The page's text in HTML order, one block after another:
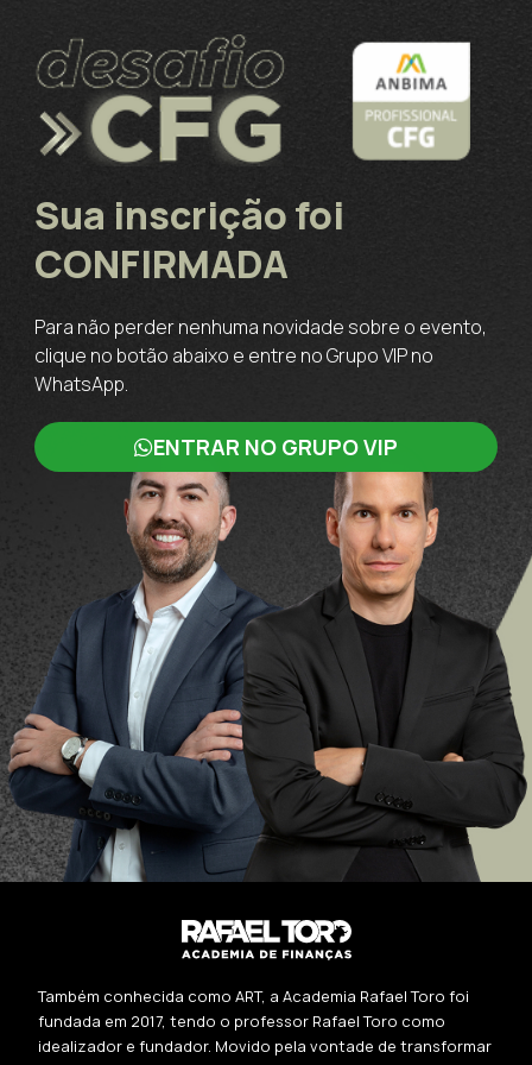
Sua inscrição foi
CONFIRMADA
Para não perder nenhuma novidade sobre o evento,
clique no botão abaixo e entre no Grupo VIP no
WhatsApp.
ENTRAR NO GRUPO VIP
Também conhecida como ART, a Academia Rafael Toro foi
fundada em 2017, tendo o professor Rafael Toro como
idealizador e fundador. Movido pela vontade de transformar